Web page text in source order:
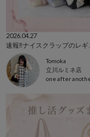
2026.04.27
Tomoka
立川ルミネ店